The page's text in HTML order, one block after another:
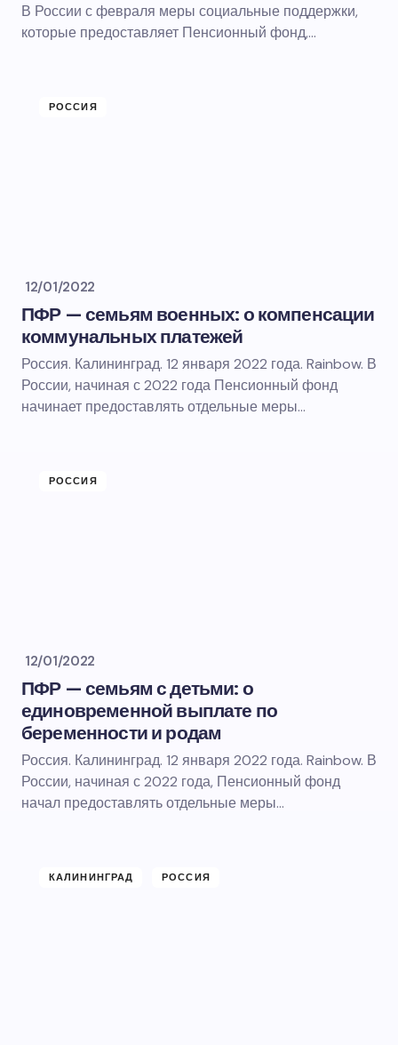
В России с февраля меры социальные поддержки,
которые предоставляет Пенсионный фонд,…
РОССИЯ
12/01/2022
ПФР — семьям военных: о компенсации
коммунальных платежей
Россия. Калининград. 12 января 2022 года. Rainbow. В
России, начиная с 2022 года Пенсионный фонд
начинает предоставлять отдельные меры…
РОССИЯ
12/01/2022
ПФР — семьям с детьми: о
единовременной выплате по
беременности и родам
Россия. Калининград. 12 января 2022 года. Rainbow. В
России, начиная с 2022 года, Пенсионный фонд
начал предоставлять отдельные меры…
КАЛИНИНГРАД РОССИЯ